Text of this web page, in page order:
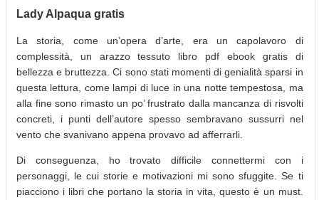
Lady Alpaqua gratis
La storia, come un’opera d’arte, era un capolavoro di
complessità, un arazzo tessuto libro pdf ebook gratis di
bellezza e bruttezza. Ci sono stati momenti di genialità sparsi in
questa lettura, come lampi di luce in una notte tempestosa, ma
alla fine sono rimasto un po’ frustrato dalla mancanza di risvolti
concreti, i punti dell’autore spesso sembravano sussurri nel
vento che svanivano appena provavo ad afferrarli.
Di conseguenza, ho trovato difficile connettermi con i
personaggi, le cui storie e motivazioni mi sono sfuggite. Se ti
piacciono i libri che portano la storia in vita, questo è un must.